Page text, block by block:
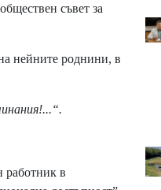
съвет за
нейните роднини, в
работник в